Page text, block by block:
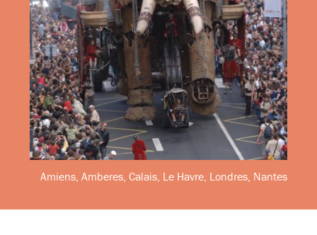
Amiens, Amberes, Calais, Le Havre, Londres, Nantes